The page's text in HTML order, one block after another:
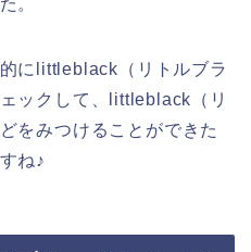
にlittleblack（リトルブラ
ックして、littleblack（リ
をみつけることができた
ね♪